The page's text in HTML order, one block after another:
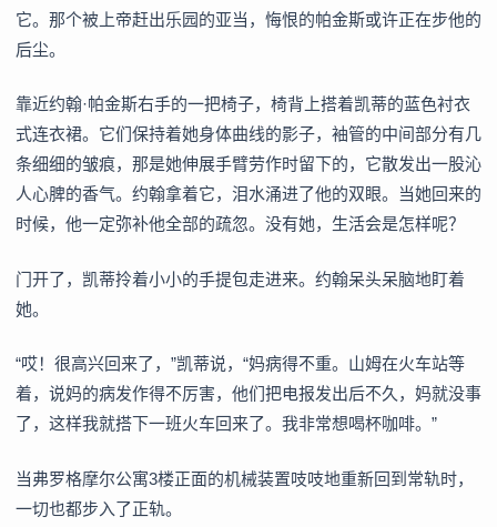
它。那个被上帝赶出乐园的亚当，悔恨的帕金斯或许正在步他的
后尘。
靠近约翰·帕金斯右手的一把椅子，椅背上搭着凯蒂的蓝色衬衣
式连衣裙。它们保持着她身体曲线的影子，袖管的中间部分有几
条细细的皱痕，那是她伸展手臂劳作时留下的，它散发出一股沁
人心脾的香气。约翰拿着它，泪水涌进了他的双眼。当她回来的
时候，他一定弥补他全部的疏忽。没有她，生活会是怎样呢？
门开了，凯蒂拎着小小的手提包走进来。约翰呆头呆脑地盯着
她。
“哎！很高兴回来了，”凯蒂说，“妈病得不重。山姆在火车站等
着，说妈的病发作得不厉害，他们把电报发出后不久，妈就没事
了，这样我就搭下一班火车回来了。我非常想喝杯咖啡。”
当弗罗格摩尔公寓3楼正面的机械装置吱吱地重新回到常轨时，
一切也都步入了正轨。